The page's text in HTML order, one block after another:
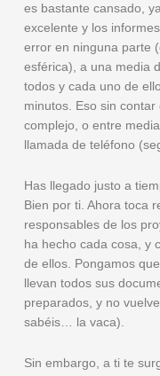
es bastante cansado,
excelente y los
error en ninguna parte
esférica), a una media
todos y cada uno de
minutos. Eso sin
complejo, o entre
llamada de teléfono
Has llegado justo a
Bien por ti. Ahora toca
responsables de los
ha hecho cada cosa, y
de ellos. Pongamos
llevan todos sus
preparados, y no
sabéis… la vaca).
Sin embargo, a ti te